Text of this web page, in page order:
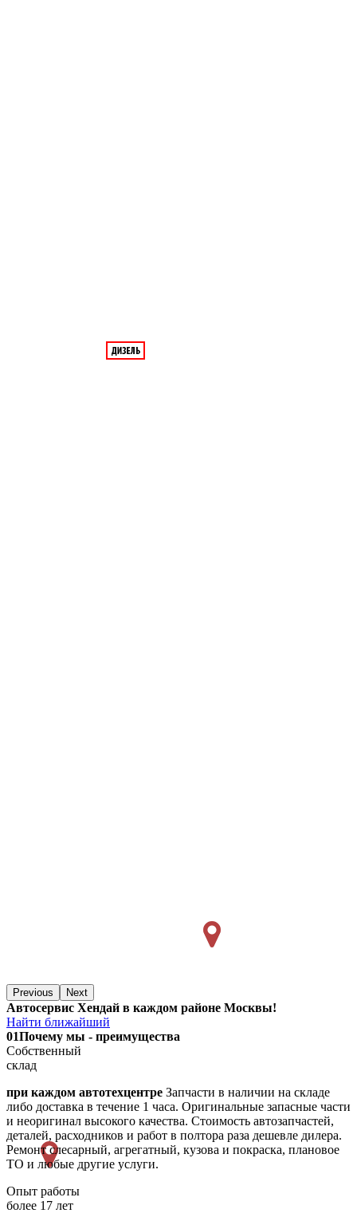
Previous Next
Автосервис Хендай в каждом районе Москвы!
Найти ближайший
01Почему мы - преимущества
Собственный
склад
при каждом автотехцентре Запчасти в наличии на складе
либо доставка в течение 1 часа. Оригинальные запасные части
и неоригинал высокого качества. Стоимость автозапчастей,
деталей, расходников и работ в полтора раза дешевле дилера.
Ремонт слесарный, агрегатный, кузова и покраска, плановое
ТО и любые другие услуги.
Опыт работы
более 17 лет